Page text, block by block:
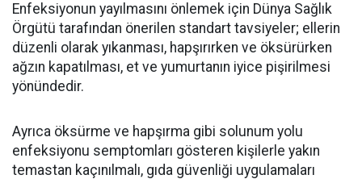
Enfeksiyonun yayılmasını önlemek için Dünya Sağlık
Örgütü tarafından önerilen standart tavsiyeler; ellerin
düzenli olarak yıkanması, hapşırırken ve öksürürken
ağzın kapatılması, et ve yumurtanın iyice pişirilmesi
yönündedir.
Ayrıca öksürme ve hapşırma gibi solunum yolu
enfeksiyonu semptomları gösteren kişilerle yakın
temastan kaçınılmalı, gıda güvenliği uygulamaları